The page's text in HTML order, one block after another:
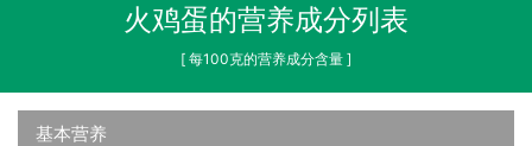
火鸡蛋的营养成分列表
[ 每100克的营养成分含量 ]
基本营养